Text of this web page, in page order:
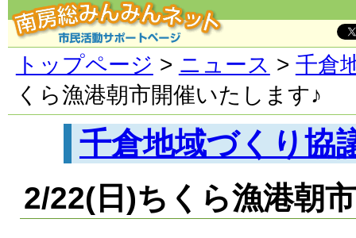
トップページ > ニュース > 千倉
くら漁港朝市開催いたします♪
千倉地域づくり協
2/22(日)ちくら漁港朝